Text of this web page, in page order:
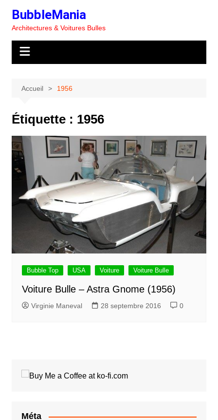
contenu
BubbleMania
Architectures & Voitures Bulles
Accueil 1956
Étiquette : 1956
Bubble Top USA Voiture Voiture Bulle
Voiture Bulle – Astra Gnome (1956)
Virginie Maneval 28 septembre 2016 0
Méta